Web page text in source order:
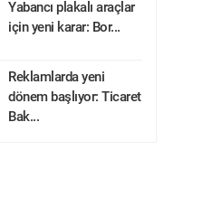
Yabancı plakalı araçlar
için yeni karar: Bor...
Reklamlarda yeni
dönem başlıyor: Ticaret
Bak...